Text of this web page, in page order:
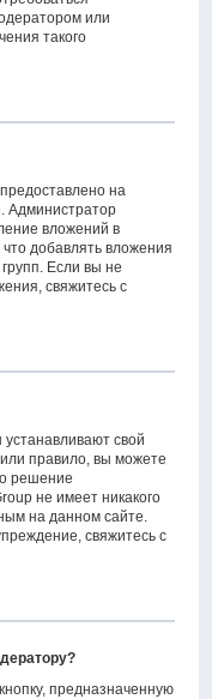
или
такого
на
Администратор
вложений в
добавлять вложения
Если вы не
свяжитесь с
свой
правило, вы можете
решение
не имеет никакого
на данном сайте.
свяжитесь с
предназначенную